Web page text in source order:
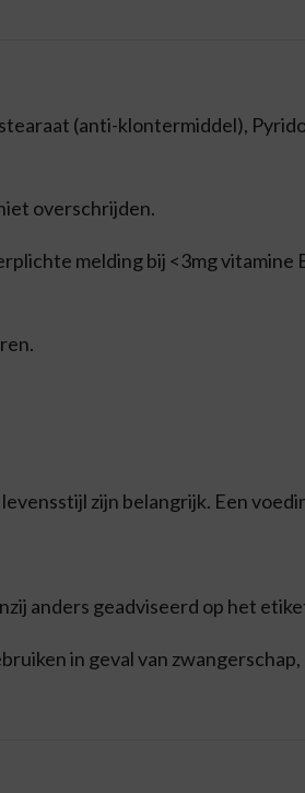
(anti-klontermiddel),
overschrijden.
melding bij <3mg vitamine
zijn belangrijk. Een
anders geadviseerd op het
in geval van